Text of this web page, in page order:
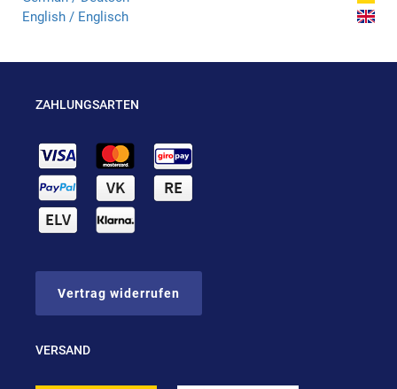
English / Englisch
ZAHLUNGSARTEN
Vertrag widerrufen
VERSAND